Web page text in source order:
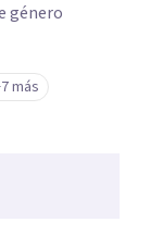
género
más